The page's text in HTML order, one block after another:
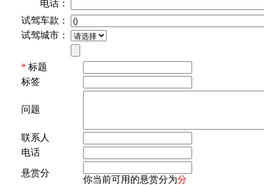
电话：
试驾车款：
试驾城市：
* 标题
标签
问题
联系人
电话
悬赏分
你当前可用的悬赏分为分